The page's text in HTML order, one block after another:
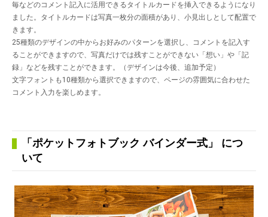
毎などのコメント記入に活用できるタイトルカードを挿入できるようになり
ました。タイトルカードは写真一枚分の面積があり、小見出しとして配置で
きます。
25種類のデザインの中からお好みのパターンを選択し、コメントを記入す
ることができますので、写真だけでは残すことができない「想い」や「記
録」などを残すことができます。（デザインは今後、追加予定）
文字フォントも10種類から選択できますので、ページの雰囲気に合わせた
コメント入力を楽しめます。
「ポケットフォトブック バインダー式」 につ
いて